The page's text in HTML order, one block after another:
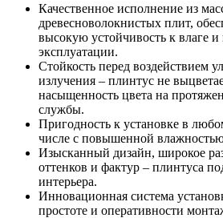
Качественное исполнение из
древесноволокнистых плит,
высокую устойчивость к влаге
эксплуатации.
Стойкость перед воздействием
излучения – плинтус не
насыщенность цвета на
службы.
Пригодность к установке в
числе с повышенной
Изысканный дизайн, широкое
оттенков и фактур – плинтуса
интерьера.
Инновационная система
простоте и оперативности